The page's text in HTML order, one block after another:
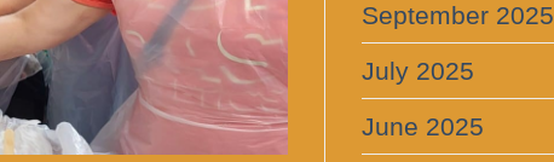
September 2025
July 2025
June 2025